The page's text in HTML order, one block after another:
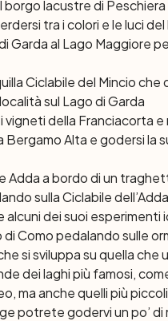
borgo lacustre di
tra i colori e le luci
Garda al Lago Maggiore
Ciclabile del Mincio
sul Lago di Garda
vigneti della Franciacorta e
Bergamo Alta e godersi la
Adda a bordo di un
sulla Ciclabile
dei suoi esperimenti
Como pedalando sulle
si sviluppa su quella che
dei laghi più famosi,
ma anche quelli più
potrete godervi un po’